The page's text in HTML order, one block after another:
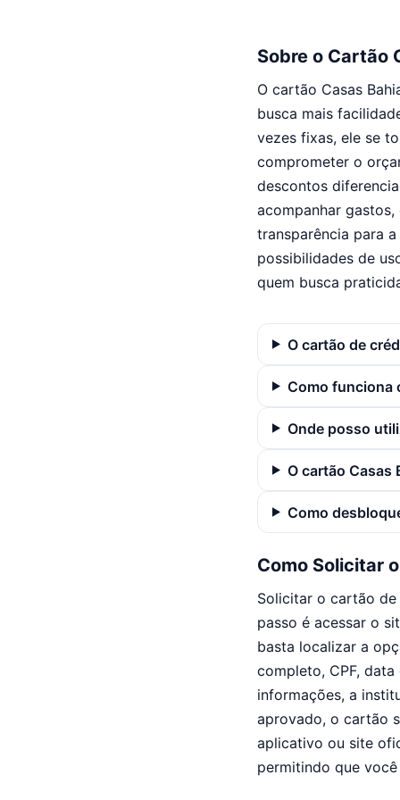
Sobre o Cartão
O cartão Casas
busca mais
vezes fixas, ele se
comprometer o
descontos
acompanhar
transparência para
possibilidades de
quem busca
O cartão de
Como funciona
Onde posso
O cartão Casas
Como
Como Solicitar
Solicitar o cartão de
passo é acessar o
basta localizar a
completo, CPF,
informações, a
aprovado, o cartão
aplicativo ou site
permitindo que